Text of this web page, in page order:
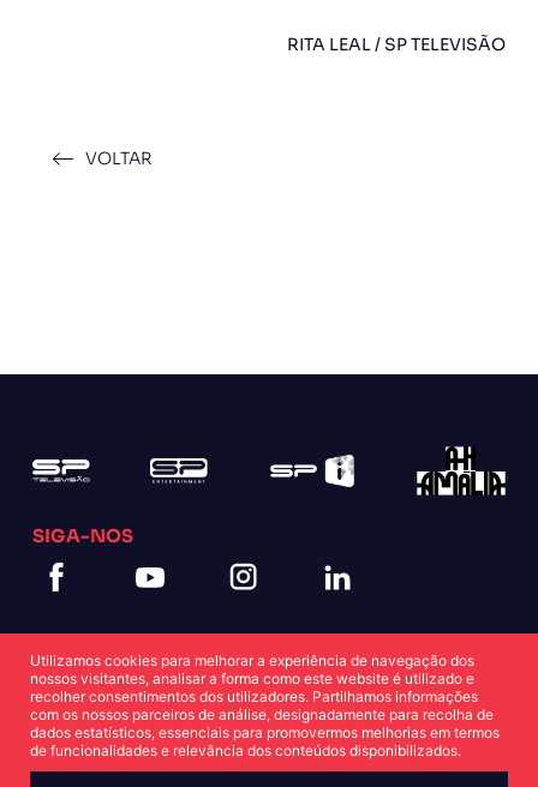
RITA LEAL / SP TELEVISÃO
VOLTAR
SIGA-NOS
Política de Cookies Política de Privacidade
Utilizamos cookies para melhorar a experiência de navegação dos
nossos visitantes, analisar a forma como este website é utilizado e
recolher consentimentos dos utilizadores. Partilhamos informações
com os nossos parceiros de análise, designadamente para recolha de
dados estatísticos, essenciais para promovermos melhorias em termos
de funcionalidades e relevância dos conteúdos disponibilizados.